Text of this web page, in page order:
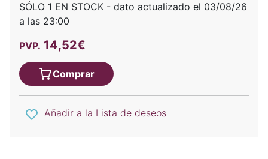
SÓLO 1 EN STOCK - dato actualizado el 03/08/26
a las 23:00
PVP. 14,52€
Comprar
Añadir a la Lista de deseos